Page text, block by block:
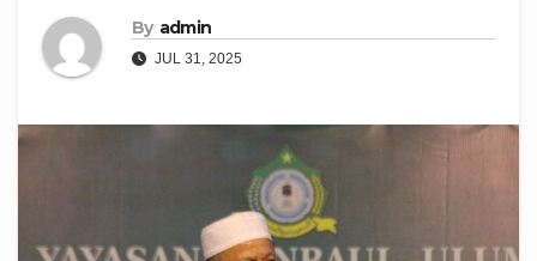
By admin
JUL 31, 2025